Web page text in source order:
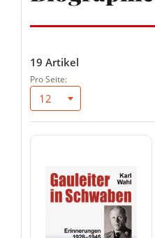
19 Artikel
Pro Seite:
12